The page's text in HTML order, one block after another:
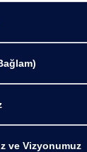
ve Vizyonumuz